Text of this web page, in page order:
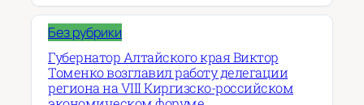
Без рубрики
Губернатор Алтайского края Виктор
Томенко возглавил работу делегации
региона на VIII Киргизско-российском